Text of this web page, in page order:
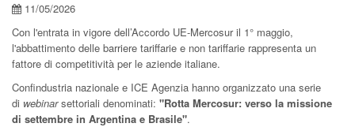
11/05/2026
Con l'entrata in vigore dell’Accordo UE-Mercosur il 1° maggio,
l'abbattimento delle barriere tariffarie e non tariffarie rappresenta un
fattore di competitività per le aziende italiane.
Confindustria nazionale e ICE Agenzia hanno organizzato una serie
di webinarsettoriali denominati: "Rotta Mercosur: verso la missione
di settembre in Argentina e Brasile".